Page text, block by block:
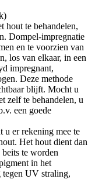
hout te behandelen,
Dompel-impregnatie
en te voorzien van
los van elkaar, in een
impregnant,
Deze methode
blijft. Mocht u
zelf te behandelen, u
een goede
u er rekening mee te
Het hout dient dan
te worden
in het
tegen UV straling,